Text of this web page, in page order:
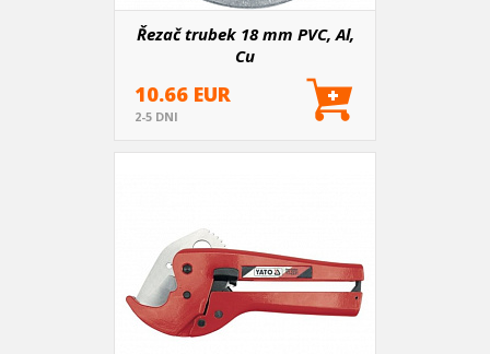
Řezač trubek 18 mm PVC, Al,
Cu
10.66 EUR
2-5 DNI